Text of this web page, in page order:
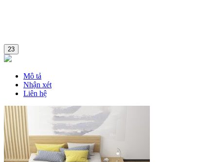
23
Mô tả
Nhận xét
Liên hệ